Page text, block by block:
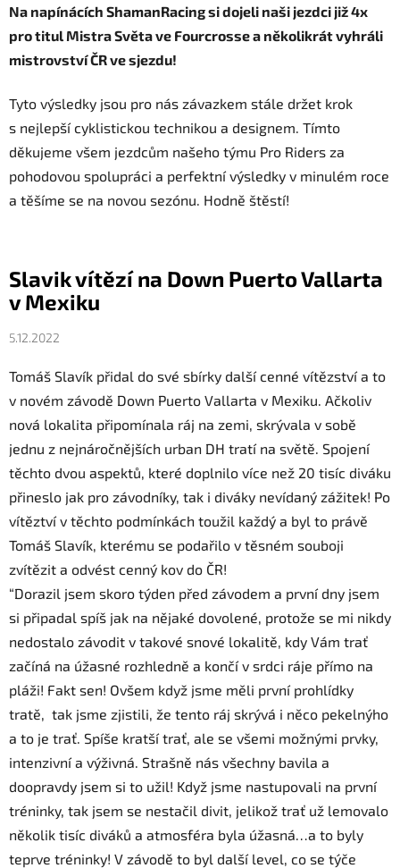
Na napínácích ShamanRacing si dojeli naši jezdci již 4x
pro titul Mistra Světa ve Fourcrosse a několikrát vyhráli
mistrovství ČR ve sjezdu!
Tyto výsledky jsou pro nás závazkem stále držet krok
s nejlepší cyklistickou technikou a designem. Tímto
děkujeme všem jezdcům našeho týmu Pro Riders za
pohodovou spolupráci a perfektní výsledky v minulém roce
a těšíme se na novou sezónu. Hodně štěstí!
Slavik vítězí na Down Puerto Vallarta
v Mexiku
5.12.2022
Tomáš Slavík přidal do své sbírky další cenné vítězství a to
v novém závodě Down Puerto Vallarta v Mexiku. Ačkoliv
nová lokalita připomínala ráj na zemi, skrývala v sobě
jednu z nejnáročnějších urban DH tratí na světě. Spojení
těchto dvou aspektů, které doplnilo více než 20 tisíc diváku
přineslo jak pro závodníky, tak i diváky nevídaný zážitek! Po
vítěztví v těchto podmínkách toužil každý a byl to právě
Tomáš Slavík , kterému se podařilo v těsném souboji
zvítězit a odvést cenný kov do ČR!
“Dorazil jsem skoro týden před závodem a první dny jsem
si připadal spíš jak na nějaké dovolené, protože se mi nikdy
nedostalo závodit v takové snové lokalitě, kdy Vám trať
začíná na úžasné rozhledně a končí v srdci ráje přímo na
pláži! Fakt sen! Ovšem když jsme měli první prohlídky
tratě, tak jsme zjistili, že tento ráj skrývá i něco pekelnýho
a to je trať. Spíše kratší trať, ale se všemi možnými prvky,
intenzivní a výživná. Strašně nás všechny bavila a
doopravdy jsem si to užil! Když jsme nastupovali na první
tréninky, tak jsem se nestačil divit, jelikož trať už lemovalo
několik tisíc diváků a atmosféra byla úžasná…a to byly
teprve tréninky! V závodě to byl další level, co se týče